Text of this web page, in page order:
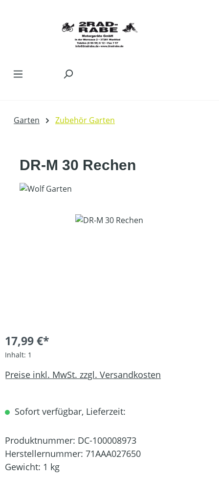
Garten Zubehör Garten
DR-M 30 Rechen
Bildergalerie überspringen
17,99 €*
Inhalt: 1
Preise inkl. MwSt. zzgl. Versandkosten
Sofort verfügbar, Lieferzeit:
Produktnummer: DC-100008973
Herstellernummer: 71AAA027650
Gewicht: 1 kg